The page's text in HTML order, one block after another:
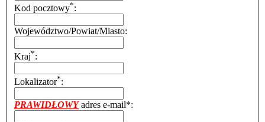
Kod pocztowy*:
Województwo/Powiat/Miasto:
Kraj*:
Lokalizator*:
PRAWIDŁOWYadres e-mail*: